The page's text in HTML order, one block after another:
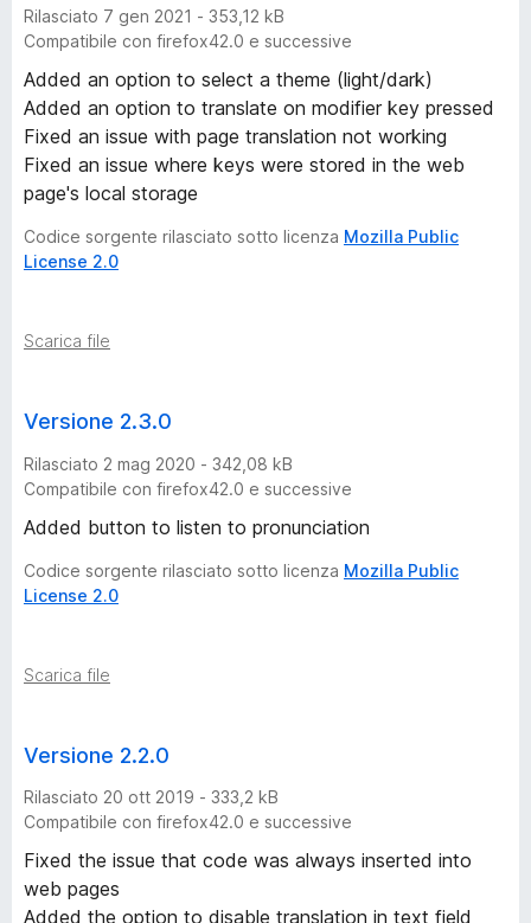
Rilasciato 7 gen 2021 - 353,12 kB
Compatibile con firefox42.0 e successive
Added an option to select a theme (light/dark)
Added an option to translate on modifier key pressed
Fixed an issue with page translation not working
Fixed an issue where keys were stored in the web
page's local storage
Codice sorgente rilasciato sotto licenza Mozilla Public
License 2.0
Scarica file
Versione 2.3.0
Rilasciato 2 mag 2020 - 342,08 kB
Compatibile con firefox42.0 e successive
Added button to listen to pronunciation
Codice sorgente rilasciato sotto licenza Mozilla Public
License 2.0
Scarica file
Versione 2.2.0
Rilasciato 20 ott 2019 - 333,2 kB
Compatibile con firefox42.0 e successive
Fixed the issue that code was always inserted into
web pages
Added the option to disable translation in text field